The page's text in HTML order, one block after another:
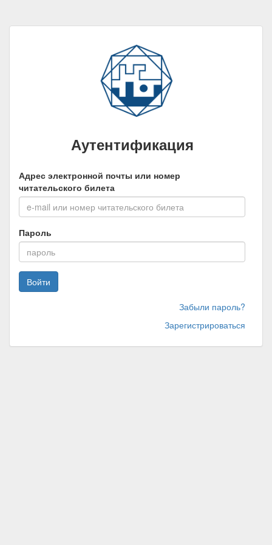
Аутентификация
Адрес электронной почты или номер
читательского билета
Пароль
Войти
Забыли пароль?
Зарегистрироваться